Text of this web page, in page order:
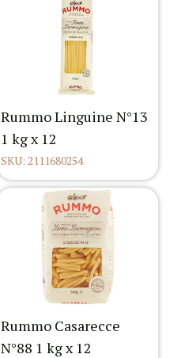
Rummo Linguine N°13
1 kg x 12
SKU: 2111680254
Rummo Casarecce
N°88 1 kg x 12